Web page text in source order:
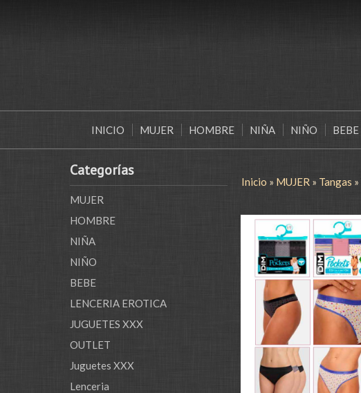
INICIO MUJER HOMBRE NIÑA NIÑO BEBE
Categorías
MUJER
HOMBRE
NIÑA
NIÑO
BEBE
LENCERIA EROTICA
JUGUETES XXX
OUTLET
Juguetes XXX
Lenceria
Inicio » MUJER » Tangas »